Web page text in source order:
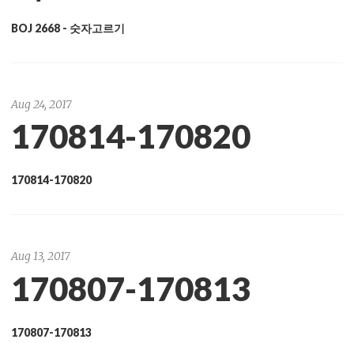
BOJ 2668 - 숫자고르기
Aug 24, 2017
170814-170820
170814-170820
Aug 13, 2017
170807-170813
170807-170813